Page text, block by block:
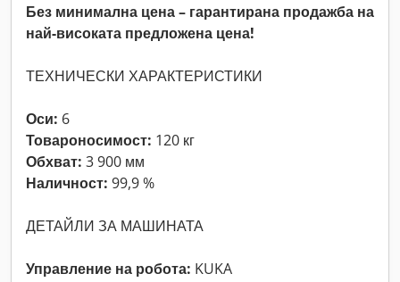
Без минимална цена – гарантирана продажба на
най-високата предложена цена!
ТЕХНИЧЕСКИ ХАРАКТЕРИСТИКИ
Оси: 6
Товароносимост: 120 кг
Обхват: 3 900 мм
Наличност: 99,9 %
ДЕТАЙЛИ ЗА МАШИНАТА
Управление на робота: KUKA